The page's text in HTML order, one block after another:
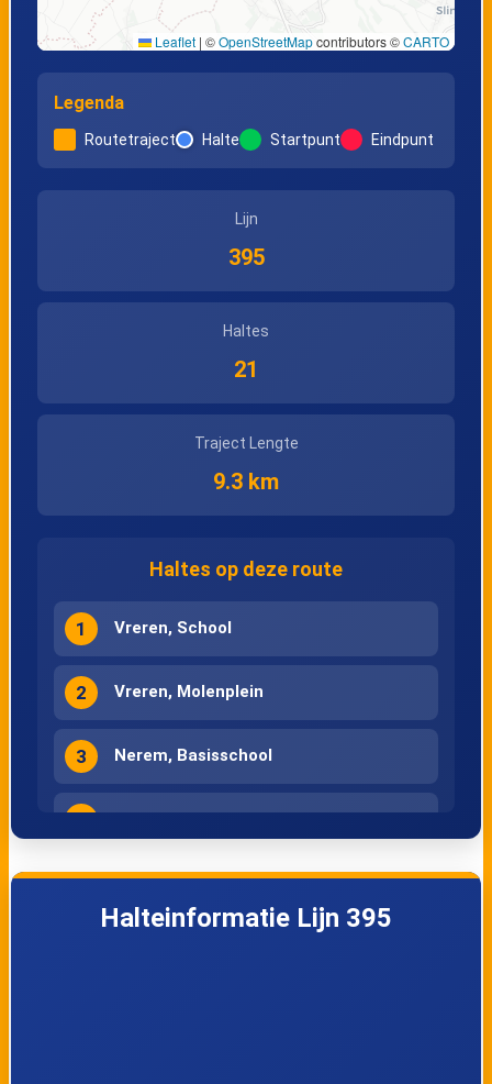
Leaflet | ©OpenStreetMapcontributors ©CARTO
Legenda
Routetraject Halte Startpunt Eindpunt
Lijn
395
Haltes
21
Traject Lengte
9.3 km
Haltes op deze route
1 Vreren, School
2 Vreren, Molenplein
3 Nerem, Basisschool
4 Nerem, Kremersstraat
5 Nerem, Brug Henrotte
Halteinformatie Lijn 395